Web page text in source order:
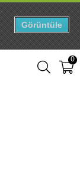
0
Görüntüle